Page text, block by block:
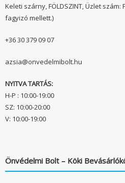
Keleti szárny, FÖLDSZINT, Üzlet szám:
fagyizó mellett.)
+36 30 379 09 07
azsia@onvedelmibolt.hu
NYITVA TARTÁS:
H-P : 10:00-19:00
SZ: 10:00-20:00
V: 10:00-19:00
Önvédelmi Bolt – Köki